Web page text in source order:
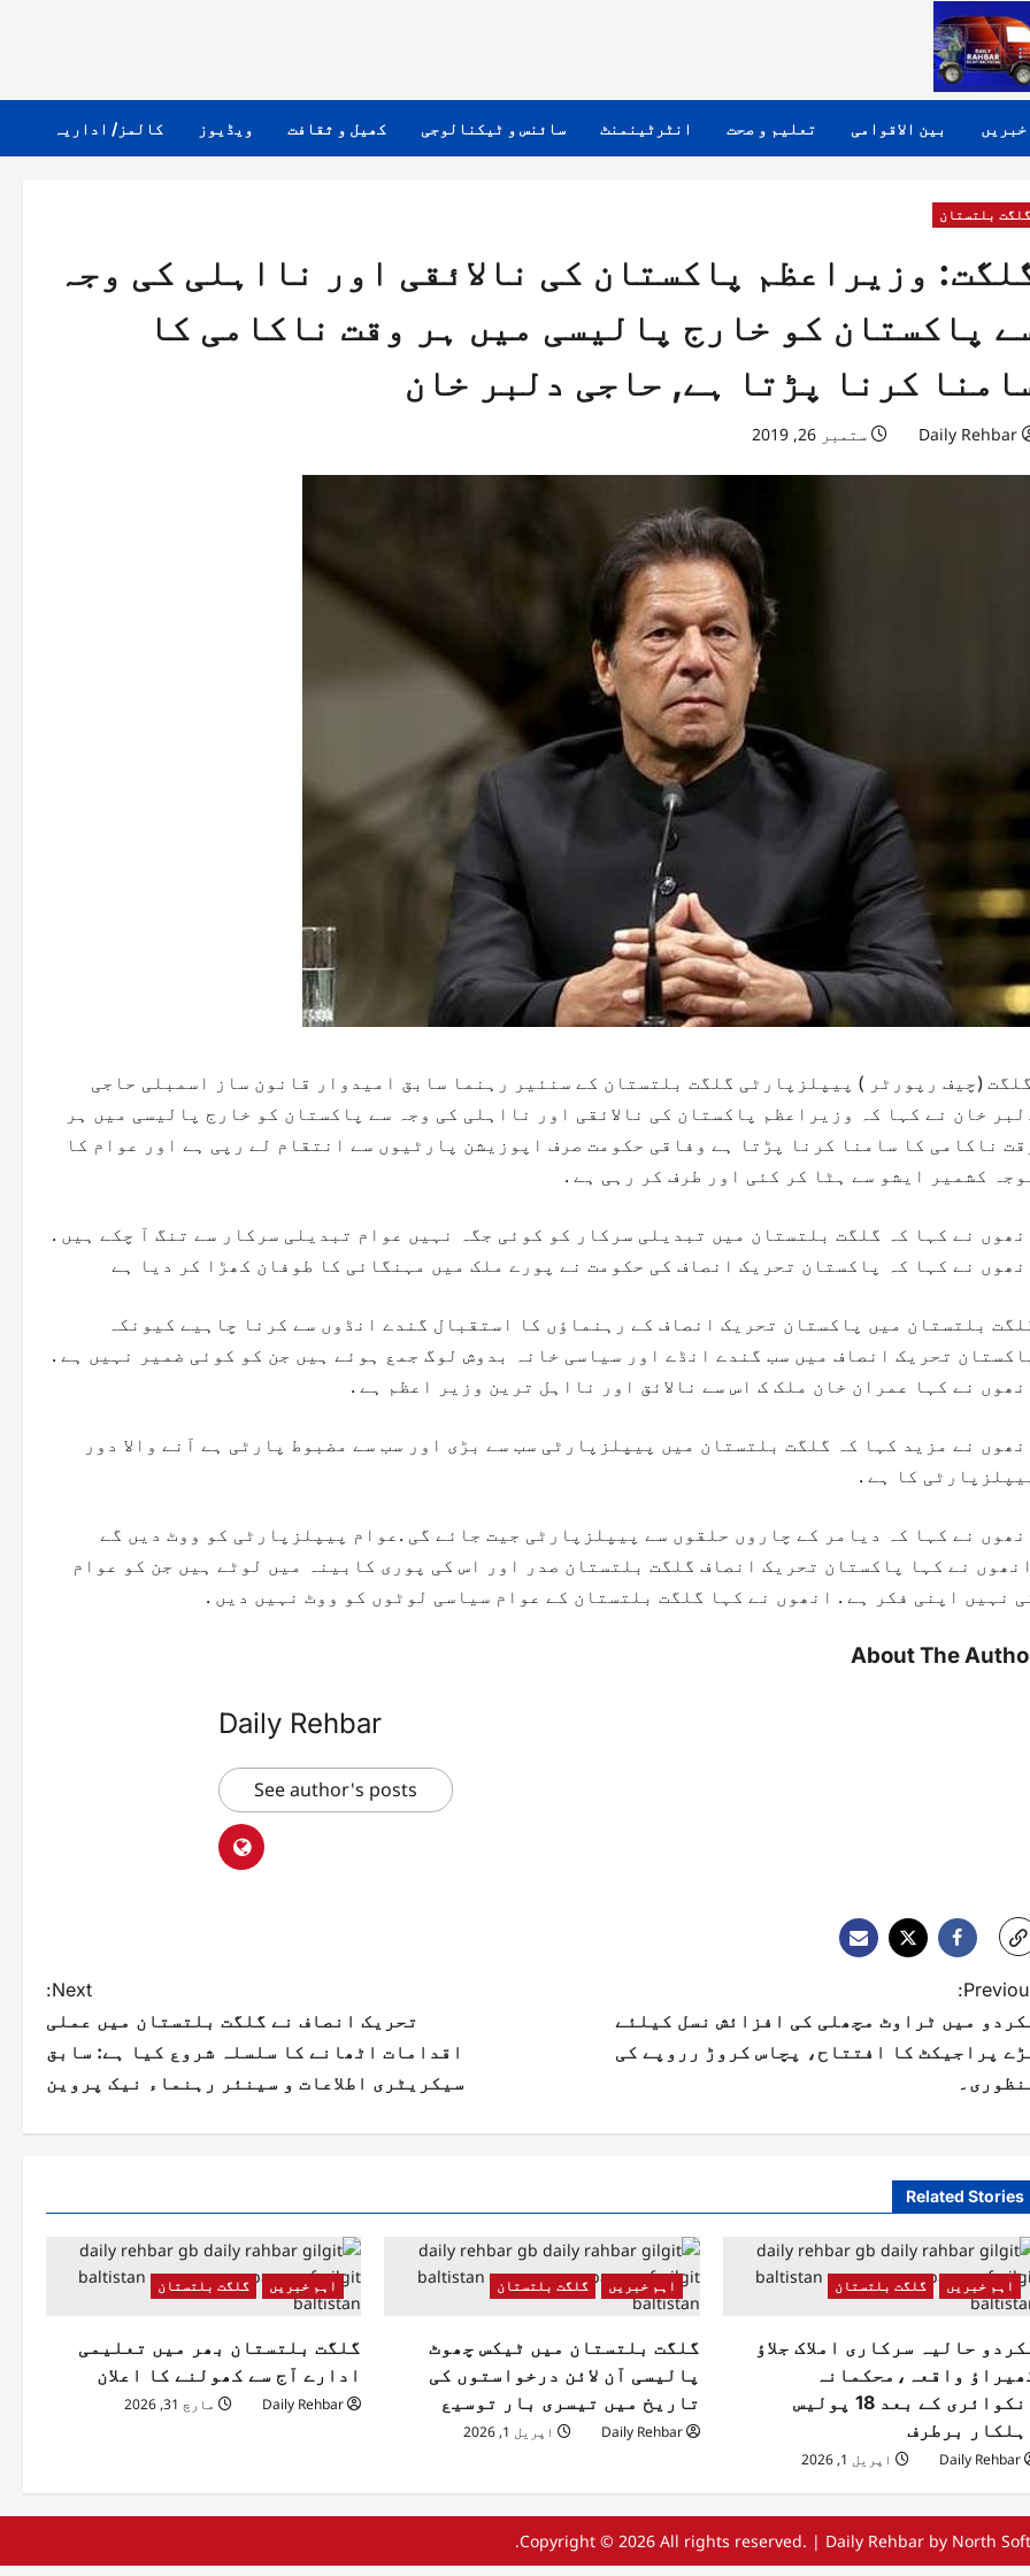
خبریں بین الاقوامی تعلیم و صحت انٹرٹینمنٹ سائنس و ٹیکنالوجی کھیل و ثقافت ویڈیوز کالمز/ اداریہ
گلگت بلتستان
وزیراعظم پاکستان کی نالائقی اور نااہلی کی وجہ
پاکستان کو خارج پالیسی میں ہر وقت ناکامی کا
کرنا پڑتا ہے, حاجی دلبر خان
Daily Rehbar ستمبر 26, 2019
گلگت (چیف رپورٹر ) پیپلزپارٹی گلگت بلتستان کے سنئیر رہنما سابق امیدوار قانون ساز اسمبلی حاجی
خان نے کہا کہ وزیراعظم پاکستان کی نالائقی اور نااہلی کی وجہ سے پاکستان کو خارج پالیسی میں ہر
ناکامی کا سامنا کرنا پڑتا ہے وفاقی حکومت صرف اپوزیشن پارٹیوں سے انتقام لے رپی ہے اور عوام کا
کشمیر ایشو سے ہٹا کر کئی اور طرف کر رہی ہے .
نے کہا کہ گلگت بلتستان میں تبدیلی سرکار کو کوئی جگہ نہیں عوام تبدیلی سرکار سے تنگ آ چکے ہیں .
نے کہا کہ پاکستان تحریک انصاف کی حکومت نے پورے ملک میں مہنگائی کا طوفان کھڑا کر دیا ہے
بلتستان میں پاکستان تحریک انصاف کے رہنماؤں کا استقبال گندے انڈوں سے کرنا چاہیے کیونکہ
تحریک انصاف میں سب گندے انڈے اور سیاسی خانہ بدوش لوگ جمع ہوئے ہیں جن کو کوئی ضمیر نہیں ہے .
نے کہا عمران خان ملک ک اس سے نالائق اور نااہل ترین وزیر اعظم ہے .
نے مزید کہا کہ گلگت بلتستان میں پیپلزپارٹی سب سے بڑی اور سب سے مضبوط پارٹی ہے آنے والا دور
کا ہے .
نے کہا کہ دیامر کے چاروں حلقوں سے پیپلزپارٹی جیت جائے گی .عوام پیپلزپارٹی کو ووٹ دیں گے
نے کہا پاکستان تحریک انصاف گلگت بلتستان صدر اور اس کی پوری کابینہ میں لوٹے ہیں جن کو عوام
نہیں اپنی فکر ہے . انھوں نے کہا گلگت بلتستان کے عوام سیاسی لوٹوں کو ووٹ نہیں دیں .
About The
Daily Rehbar
See author's posts
میں ٹراوٹ مچھلی کی افزائش نسل کیلئے
پراجیکٹ کا افتتاح، پچاس کروڑ رروپے کی
Next:
تحریک انصاف نے گلگت بلتستان میں عملی
اقدامات اٹھانے کا سلسلہ شروع کیا ہے: سابق
سیکریٹری اطلاعات و سینئر رہنماء نیک پروین
Related Stories
اہم خبریں گلگت بلتستان
حالیہ سرکاری املاک جلاؤ
واقعہ،محکمانہ
انکوائری کے بعد 18 پولیس
برطرف
Daily Rehbar اپریل 1, 2026
اہم خبریں گلگت بلتستان
گلگت بلتستان میں ٹیکس چھوٹ
پالیسی آن لائن درخواستوں کی
تاریخ میں تیسری بار توسیع
Daily Rehbar اپریل 1, 2026
اہم خبریں گلگت بلتستان
گلگت بلتستان بھر میں تعلیمی
ادارے آج سے کھولنے کا اعلان
Daily Rehbar مارچ 31, 2026
Copyright © 2026 All rights reserved. | Daily Rehbarby North Soft.